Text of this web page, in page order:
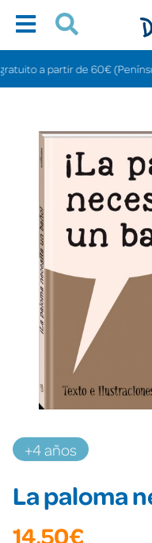
a partir de 60€
+4 años
La paloma
14,50€